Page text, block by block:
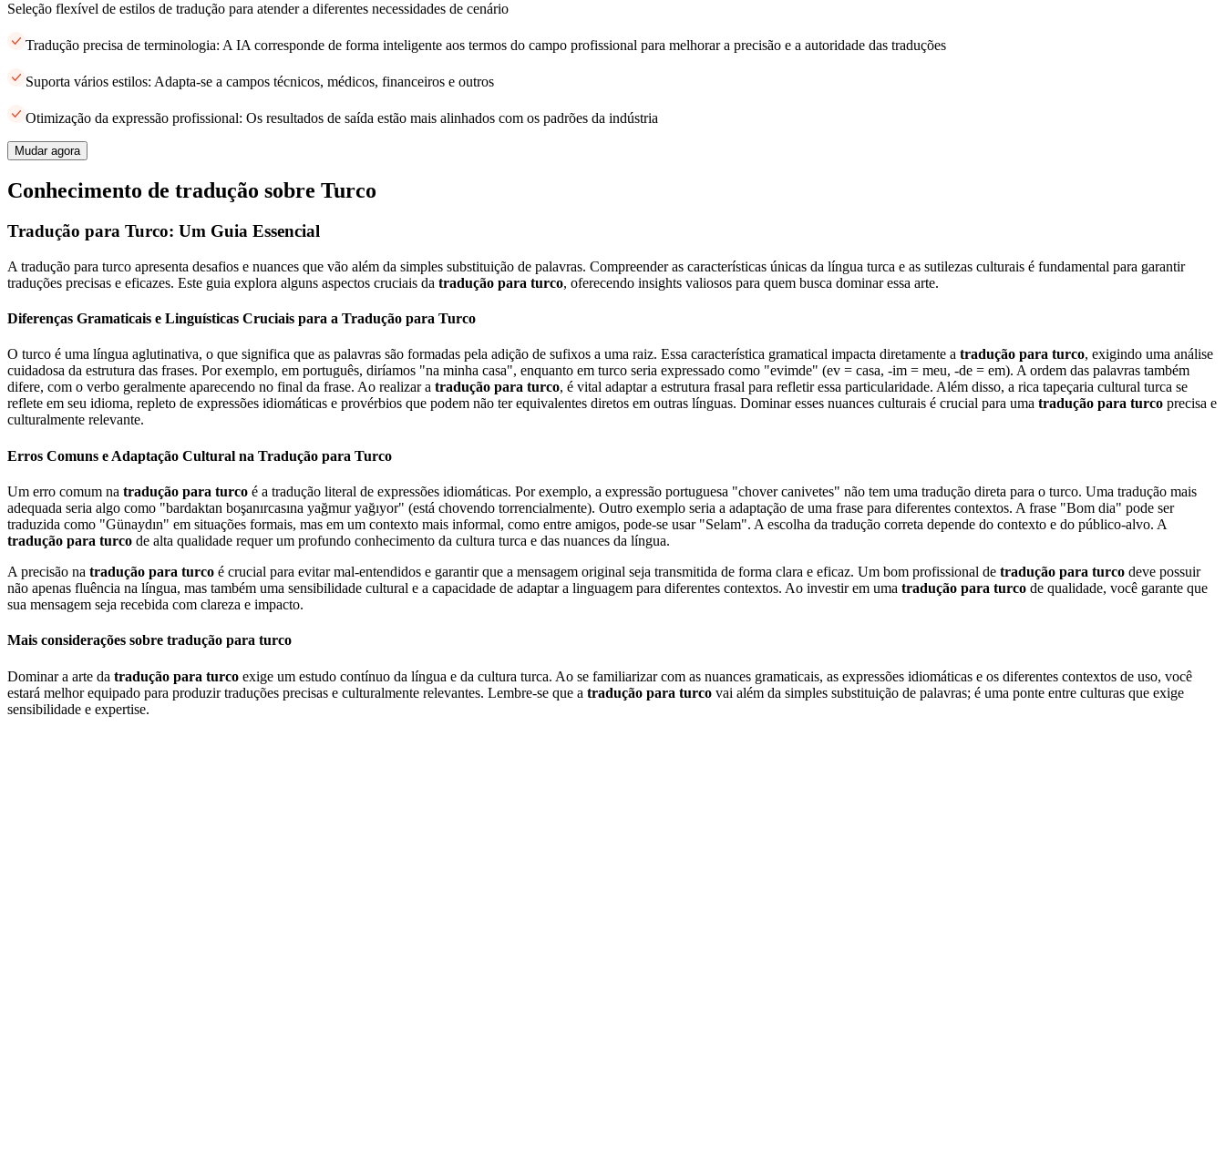
Seleção flexível de estilos de tradução para atender a diferentes necessidades de cenário
Tradução precisa de terminologia: A IA corresponde de forma inteligente aos termos do campo profissional para melhorar a precisão e a autoridade das traduções
Suporta vários estilos: Adapta-se a campos técnicos, médicos, financeiros e outros
Otimização da expressão profissional: Os resultados de saída estão mais alinhados com os padrões da indústria
Mudar agora
Conhecimento de tradução sobre Turco
Tradução para Turco: Um Guia Essencial
A tradução para turco apresenta desafios e nuances que vão além da simples substituição de palavras. Compreender as características únicas da língua turca e as sutilezas culturais é fundamental para garantir
traduções precisas e eficazes. Este guia explora alguns aspectos cruciais da tradução para turco, oferecendo insights valiosos para quem busca dominar essa arte.
Diferenças Gramaticais e Linguísticas Cruciais para a Tradução para Turco
O turco é uma língua aglutinativa, o que significa que as palavras são formadas pela adição de sufixos a uma raiz. Essa característica gramatical impacta diretamente a tradução para turco, exigindo uma análise
cuidadosa da estrutura das frases. Por exemplo, em português, diríamos "na minha casa", enquanto em turco seria expressado como "evimde" (ev = casa, -im = meu, -de = em). A ordem das palavras também
difere, com o verbo geralmente aparecendo no final da frase. Ao realizar a tradução para turco, é vital adaptar a estrutura frasal para refletir essa particularidade. Além disso, a rica tapeçaria cultural turca se
reflete em seu idioma, repleto de expressões idiomáticas e provérbios que podem não ter equivalentes diretos em outras línguas. Dominar esses nuances culturais é crucial para uma tradução para turco precisa e
culturalmente relevante.
Erros Comuns e Adaptação Cultural na Tradução para Turco
Um erro comum na tradução para turco é a tradução literal de expressões idiomáticas. Por exemplo, a expressão portuguesa "chover canivetes" não tem uma tradução direta para o turco. Uma tradução mais
adequada seria algo como "bardaktan boşanırcasına yağmur yağıyor" (está chovendo torrencialmente). Outro exemplo seria a adaptação de uma frase para diferentes contextos. A frase "Bom dia" pode ser
traduzida como "Günaydın" em situações formais, mas em um contexto mais informal, como entre amigos, pode-se usar "Selam". A escolha da tradução correta depende do contexto e do público-alvo. A
tradução para turco de alta qualidade requer um profundo conhecimento da cultura turca e das nuances da língua.
A precisão na tradução para turco é crucial para evitar mal-entendidos e garantir que a mensagem original seja transmitida de forma clara e eficaz. Um bom profissional de tradução para turco deve possuir
não apenas fluência na língua, mas também uma sensibilidade cultural e a capacidade de adaptar a linguagem para diferentes contextos. Ao investir em uma tradução para turco de qualidade, você garante que
sua mensagem seja recebida com clareza e impacto.
Mais considerações sobre tradução para turco
Dominar a arte da tradução para turco exige um estudo contínuo da língua e da cultura turca. Ao se familiarizar com as nuances gramaticais, as expressões idiomáticas e os diferentes contextos de uso, você
estará melhor equipado para produzir traduções precisas e culturalmente relevantes. Lembre-se que a tradução para turco vai além da simples substituição de palavras; é uma ponte entre culturas que exige
sensibilidade e expertise.